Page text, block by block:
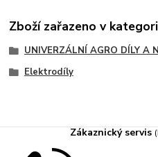
Zboží zařazeno v
UNIVERZÁLNÍ AGRO DÍLY A
Elektrodíly
Zákaznický servis